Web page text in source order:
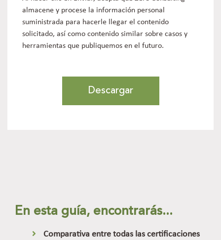
almacene y procese la información personal
suministrada para hacerle llegar el contenido
solicitado, así como contenido similar sobre casos y
herramientas que publiquemos en el futuro.
En esta guía, encontrarás...
Comparativa entre todas las certificaciones